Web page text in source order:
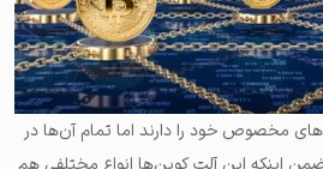
مخصوص خود را دارند اما تمام آن‌ها در